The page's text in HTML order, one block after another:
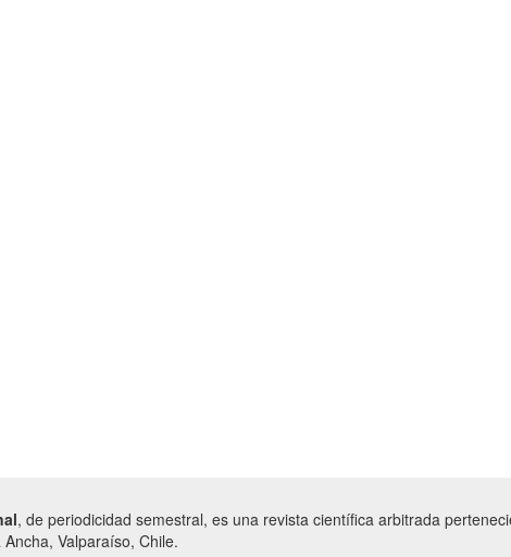
, de periodicidad semestral, es una revista científica arbitrada
Valparaíso, Chile.